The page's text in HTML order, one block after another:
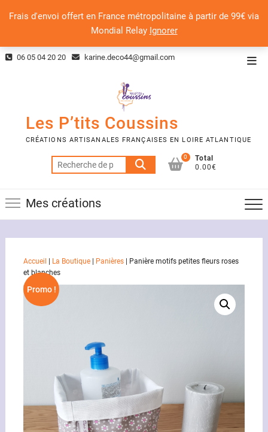
Frais d'envoi offert en France métropolitaine à partir de 99€ via
Mondial Relay Ignorer
Skip 06 05 04 20 20 karine.deco44@gmail.com
Les P’tits Coussins
CRÉATIONS ARTISANALES FRANÇAISES EN LOIRE ATLANTIQUE
Recherche
pour :
0
Total
0.00€
Mes créations
Accueil La Boutique| Panières|
Panière motifs petites fleurs roses
et blanches
Promo !